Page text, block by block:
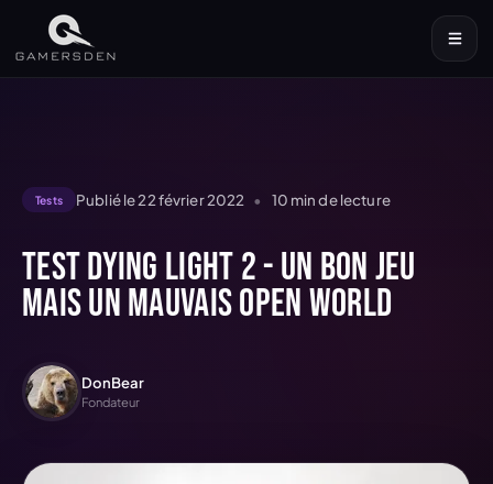
Tests Publié le22 février 2022 • 10 min de lecture
Test Dying Light 2 - Un bon jeu
mais un mauvais open world
DonBear
Fondateur